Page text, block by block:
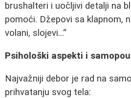
brushalteri i uočljivi detalji na
pomoći. Džepovi sa klapnom,
volani, slojevi...
Psihološki aspekti i
Najvažniji debor je rad na
prihvatanju svog tela: